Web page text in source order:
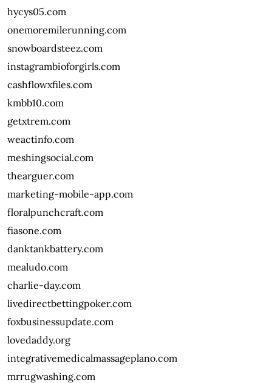
hycys05.com
onemoremilerunning.com
snowboardsteez.com
instagrambioforgirls.com
cashflowxfiles.com
kmbb10.com
getxtrem.com
weactinfo.com
meshingsocial.com
thearguer.com
marketing-mobile-app.com
floralpunchcraft.com
fiasone.com
danktankbattery.com
mealudo.com
charlie-day.com
livedirectbettingpoker.com
foxbusinessupdate.com
lovedaddy.org
integrativemedicalmassageplano.com
mrrugwashing.com